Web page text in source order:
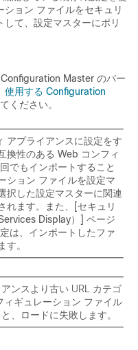
ョン ファイルをセキュリ
て、設定マスターにポリ
Master のバー
使用する Configuration
ください。
アプライアンスに設定をす
換性のある Web コンフィ
でもインポートすること
ション ファイルを設定マ
択した設定マスターに関連
れます。また、[セキュリ
Display）] ページ
は、インポートしたファ
す。
ンスより古い URL カテゴ
ィギュレーション ファイル
、ロードに失敗します。